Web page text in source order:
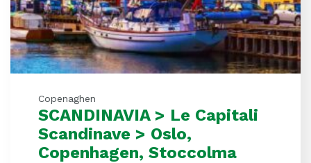
Copenaghen
SCANDINAVIA > Le Capitali
Scandinave > Oslo,
Copenhagen, Stoccolma